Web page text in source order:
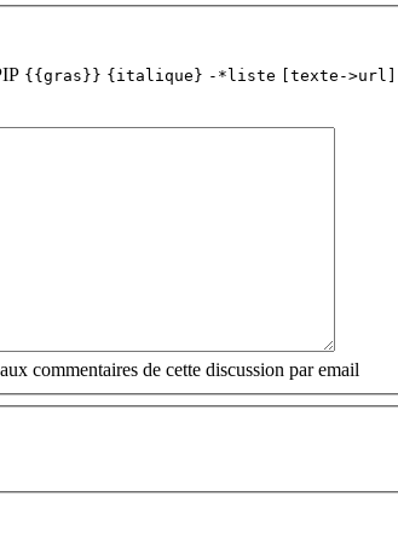
{{gras}} {italique} -*liste [texte->url]
commentaires de cette discussion par email